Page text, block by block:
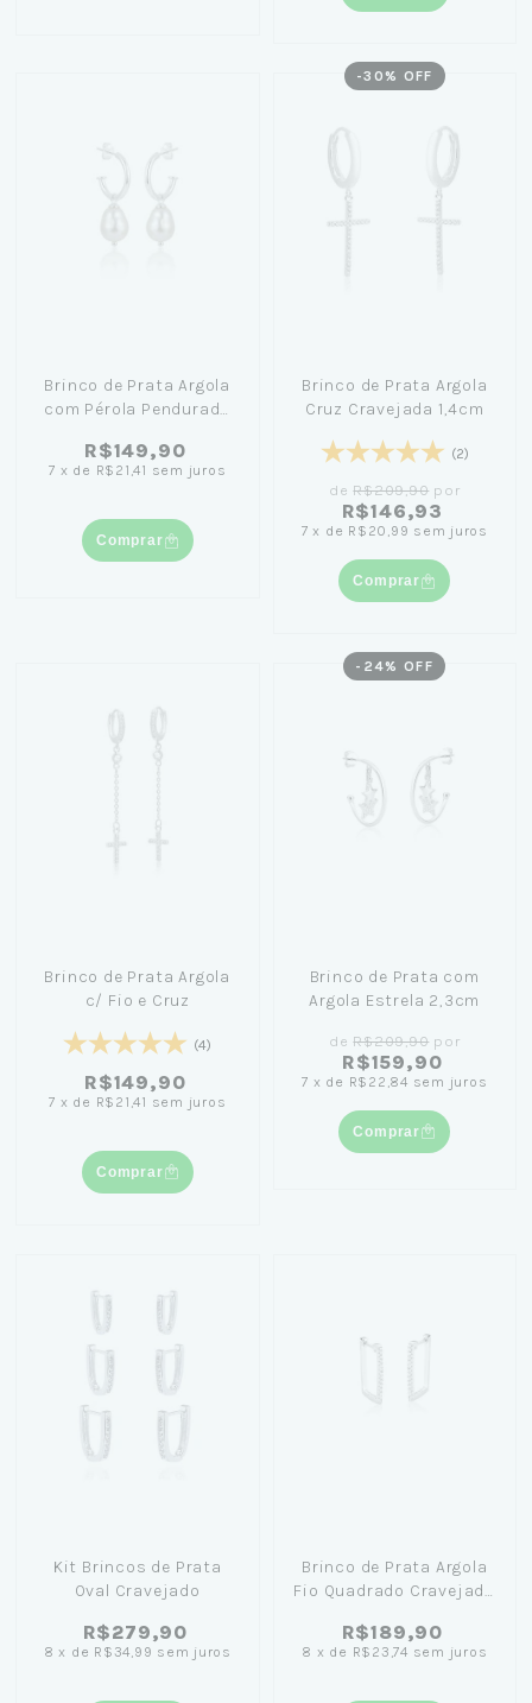
Brinco de Prata Argola
com Pérola Pendurada
R$149,90
7 x de R$21,41 sem juros
Comprar
-30 % OFF
Brinco de Prata Argola
Cruz Cravejada 1,4cm
(2)
deR$209,90 por
R$146,93
7 x de R$20,99 sem juros
Comprar
Brinco de Prata Argola
c/ Fio e Cruz
(4)
R$149,90
7 x de R$21,41 sem juros
Comprar
- 24% OFF
Brinco de Prata com
Argola Estrela 2,3cm
deR$209,90 por
R$159,90
7 x de R$22,84 sem juros
Comprar
Kit Brincos de Prata
Oval Cravejado
R$279,90
8 x de R$34,99 sem juros
Brinco de Prata Argola
Fio Quadrado Cravejado
R$189,90
8 x de R$23,74 sem juros